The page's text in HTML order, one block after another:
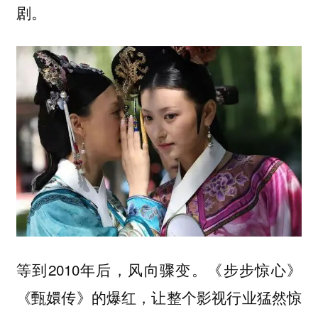
剧。
等到2010年后，风向骤变。《步步惊心》
《甄嬛传》的爆红，让整个影视行业猛然惊